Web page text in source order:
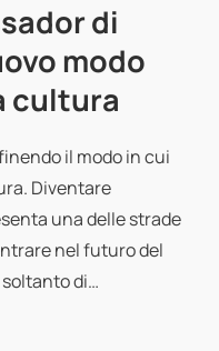
di
modo
cultura
il modo in cui
Diventare
una delle strade
nel futuro del
di…